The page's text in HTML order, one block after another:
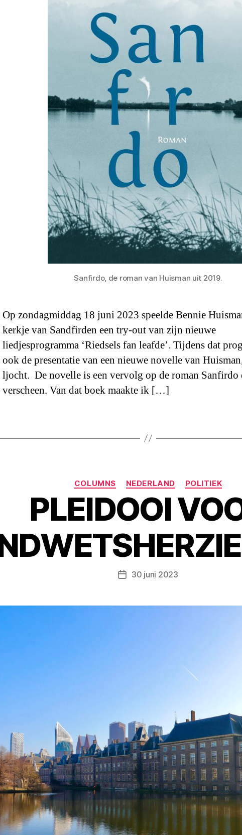
Sanfirdo, de roman van Huisman uit 2019.
Op zondagmiddag 18 juni 2023 speelde Bennie
kerkje van Sandfirden een try-out van zijn nieuwe
liedjesprogramma ‘Riedsels fan leafde’. Tijdens dat
ook de presentatie van een nieuwe novelle van
ljocht. De novelle is een vervolg op de roman Sanfirdo
verscheen. Van dat boek maakte ik […]
Categorieën
COLUMNS NEDERLAND POLITIEK
PLEIDOOI
Berichtdatum
30 juni 2023